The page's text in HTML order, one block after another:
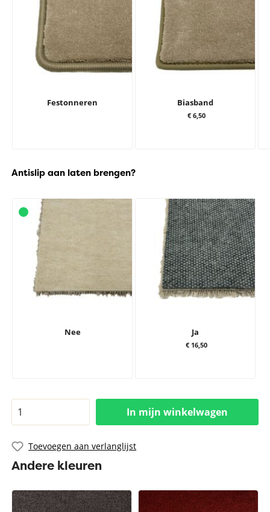
Festonneren Biasband
€ 6,50
Antislip aan laten brengen?
Nee Ja
€ 16,50
In mijn winkelwagen
Toevoegen aan verlanglijst
Andere kleuren